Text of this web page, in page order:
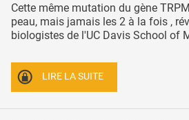
Cette même mutation du gène
peau, mais jamais les 2 à la fois ,
biologistes de l'UC Davis School of
LIRE LA SUITE